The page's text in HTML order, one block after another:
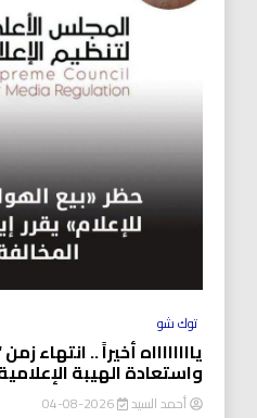
توك شو
يااااااااه أخيراً .. انتهاء
واستعادة الهيبة
أحمد السيد 2026-08-04